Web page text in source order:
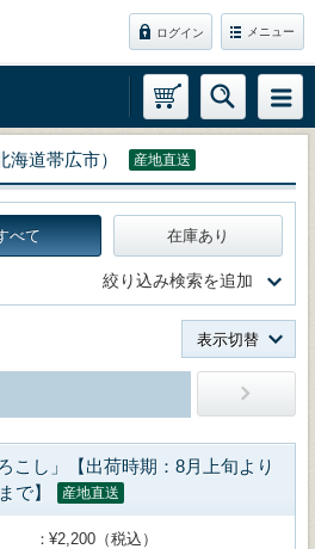
ログイン メニュー
海道帯広市） 産地直送
べて 在庫あり
絞り込み検索を追加
表示切替
こし」【出荷時期：8月上旬より
で】
産地直送
¥2,200（税込）